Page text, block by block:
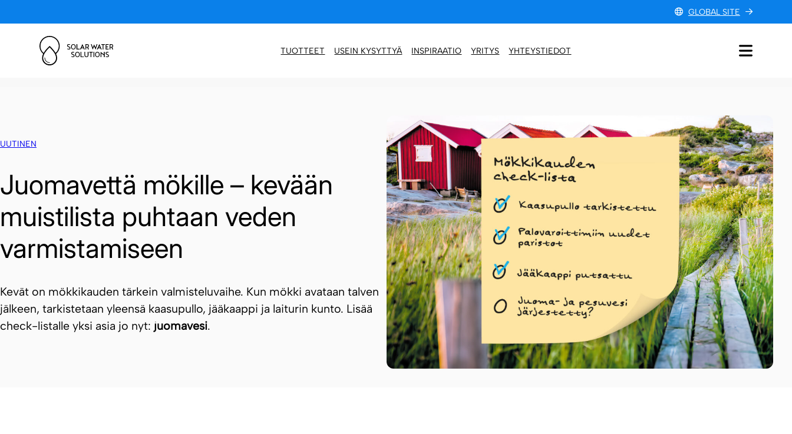
GLOBAL SITE
TUOTTEET USEIN KYSYTTYÄ INSPIRAATIO YRITYS YHTEYSTIEDOT
UUTINEN
Juomavettä mökille – kevään
muistilista puhtaan veden
varmistamiseen
Kevät on mökkikauden tärkein valmisteluvaihe. Kun mökki avataan talven
jälkeen, tarkistetaan yleensä kaasupullo, jääkaappi ja laiturin kunto. Lisää
check-listalle yksi asia jo nyt: juomavesi.